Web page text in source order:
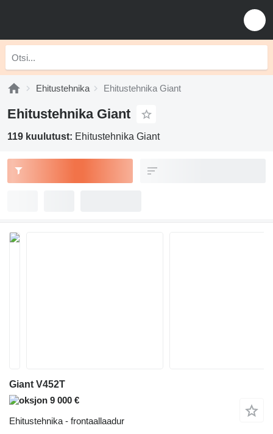
Ehitustehnika Ehitustehnika Giant
Ehitustehnika Giant
119 kuulutust: Ehitustehnika Giant
Giant V452T
9 000 €
Ehitustehnika - frontaallaadur